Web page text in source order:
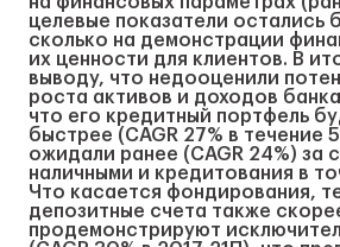
целевые показатели остались
сколько на демонстрации
их ценности для клиентов. В
выводу, что недооценили
роста активов и доходов
что его кредитный портфель
быстрее (CAGR 27% в течение
ожидали ранее (CAGR 24%) за
наличными и кредитования в
Что касается фондирования,
депозитные счета также
продемонстрируют